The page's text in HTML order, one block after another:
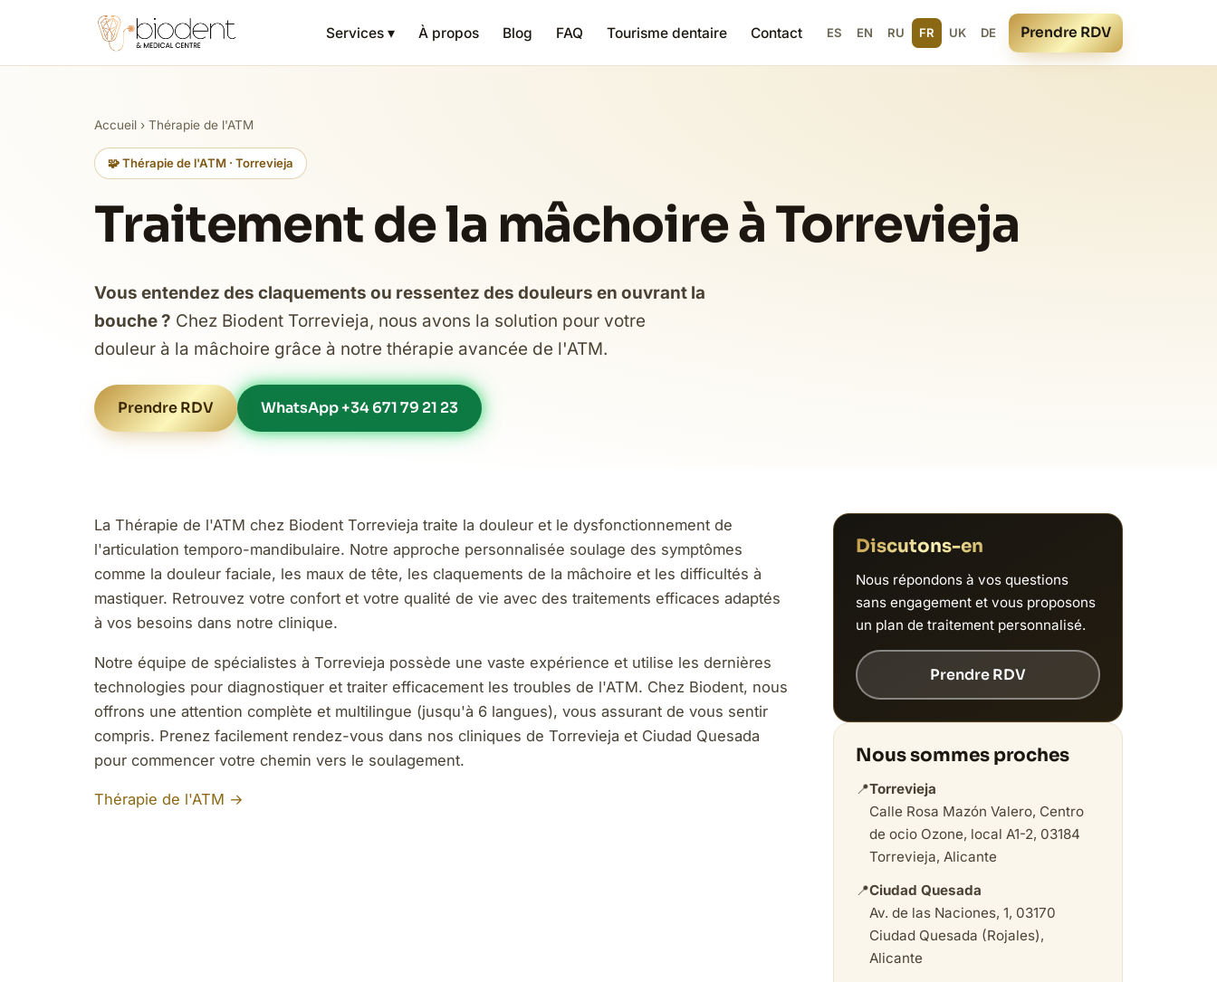
Services ▾ À propos Blog FAQ Tourisme dentaire Contact ES EN RU FR UK DE Prendre RDV
Accueil › Thérapie de l'ATM
🧩 Thérapie de l'ATM · Torrevieja
Traitement de la mâchoire à Torrevieja
Vous entendez des claquements ou ressentez des douleurs en ouvrant la
bouche ? Chez Biodent Torrevieja, nous avons la solution pour votre
douleur à la mâchoire grâce à notre thérapie avancée de l'ATM.
Prendre RDV WhatsApp +34 671 79 21 23
La Thérapie de l'ATM chez Biodent Torrevieja traite la douleur et le dysfonctionnement de
l'articulation temporo-mandibulaire. Notre approche personnalisée soulage des symptômes
comme la douleur faciale, les maux de tête, les claquements de la mâchoire et les difficultés à
mastiquer. Retrouvez votre confort et votre qualité de vie avec des traitements efficaces adaptés
à vos besoins dans notre clinique.
Notre équipe de spécialistes à Torrevieja possède une vaste expérience et utilise les dernières
technologies pour diagnostiquer et traiter efficacement les troubles de l'ATM. Chez Biodent, nous
offrons une attention complète et multilingue (jusqu'à 6 langues), vous assurant de vous sentir
compris. Prenez facilement rendez-vous dans nos cliniques de Torrevieja et Ciudad Quesada
pour commencer votre chemin vers le soulagement.
Thérapie de l'ATM →
Discutons-en
Nous répondons à vos questions
sans engagement et vous proposons
un plan de traitement personnalisé.
Prendre RDV
Nous sommes proches
📍Torrevieja
Calle Rosa Mazón Valero, Centro
de ocio Ozone, local A1-2, 03184
Torrevieja, Alicante
📍Ciudad Quesada
Av. de las Naciones, 1, 03170
Ciudad Quesada (Rojales),
Alicante